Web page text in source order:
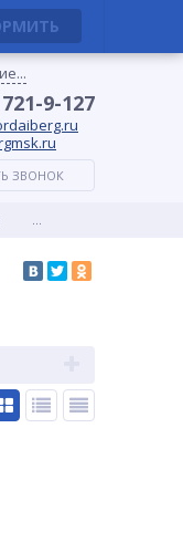
9-127
ЗВОНОК
...